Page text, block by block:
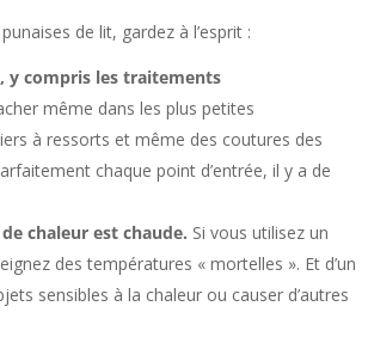
de lit, gardez à l’esprit :
y compris les traitements
même dans les plus petites
à ressorts et même des coutures des
chaque point d’entrée, il y a de
chaleur est chaude. Si vous utilisez un
des températures « mortelles ». Et d’un
sensibles à la chaleur ou causer d’autres